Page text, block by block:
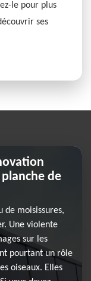
le pour plus
ses
de
de moisissures,
Une violente
sur les
pourtant un rôle
oiseaux. Elles